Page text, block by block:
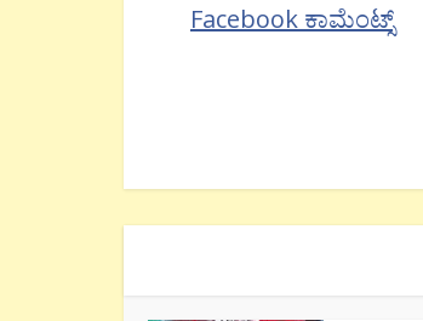
Facebook ಕಾಮೆಂಟ್ಸ್